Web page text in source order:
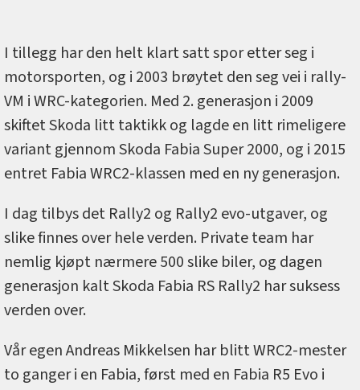
I tillegg har den helt klart satt spor etter seg i
motorsporten, og i 2003 brøytet den seg vei i rally-
VM i WRC-kategorien. Med 2. generasjon i 2009
skiftet Skoda litt taktikk og lagde en litt rimeligere
variant gjennom Skoda Fabia Super 2000, og i 2015
entret Fabia WRC2-klassen med en ny generasjon.
I dag tilbys det Rally2 og Rally2 evo-utgaver, og
slike finnes over hele verden. Private team har
nemlig kjøpt nærmere 500 slike biler, og dagen
generasjon kalt Skoda Fabia RS Rally2 har suksess
verden over.
Vår egen Andreas Mikkelsen har blitt WRC2-mester
to ganger i en Fabia, først med en Fabia R5 Evo i